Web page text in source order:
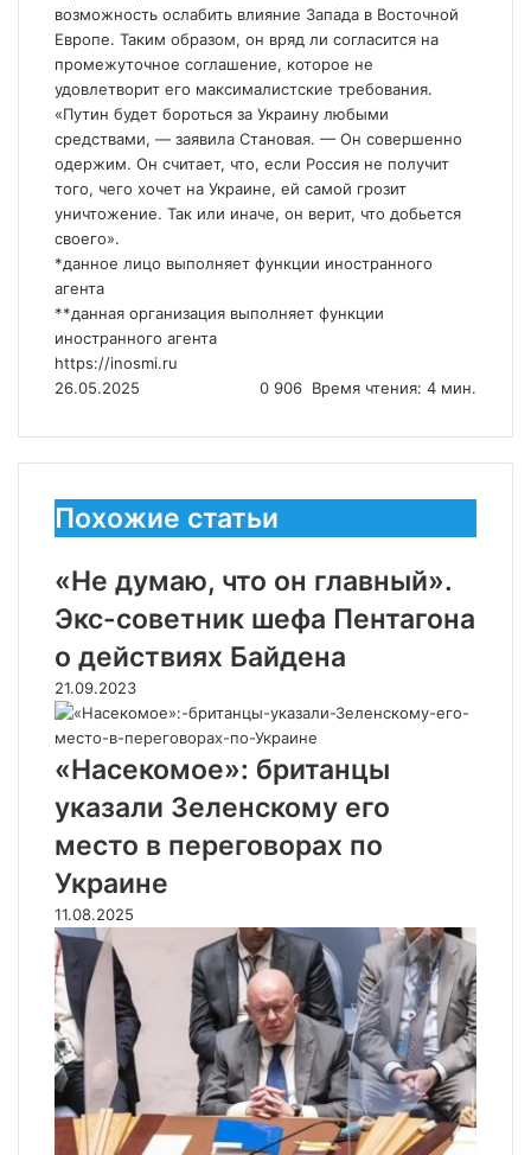
возможность ослабить влияние Запада в Восточной
Европе. Таким образом, он вряд ли согласится на
промежуточное соглашение, которое не
удовлетворит его максималистские требования.
«Путин будет бороться за Украину любыми
средствами, — заявила Становая. — Он совершенно
одержим. Он считает, что, если Россия не получит
того, чего хочет на Украине, ей самой грозит
уничтожение. Так или иначе, он верит, что добьется
своего».
*данное лицо выполняет функции иностранного
агента
**данная организация выполняет функции
иностранного агента
https://inosmi.ru
26.05.2025
0 906 Время чтения: 4 мин.
Похожие статьи
«Не думаю, что он главный».
Экс-советник шефа Пентагона
о действиях Байдена
21.09.2023
«Насекомое»: британцы
указали Зеленскому его
место в переговорах по
Украине
11.08.2025